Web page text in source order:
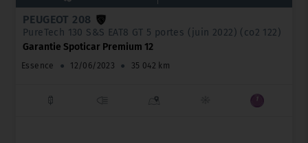
PEUGEOT 208
PureTech 130 S&S EAT8 GT 5 portes (juin 2022) (co2 122)
Garantie Spoticar Premium 12
Essence ● 12/06/2023 ● 35 042 km